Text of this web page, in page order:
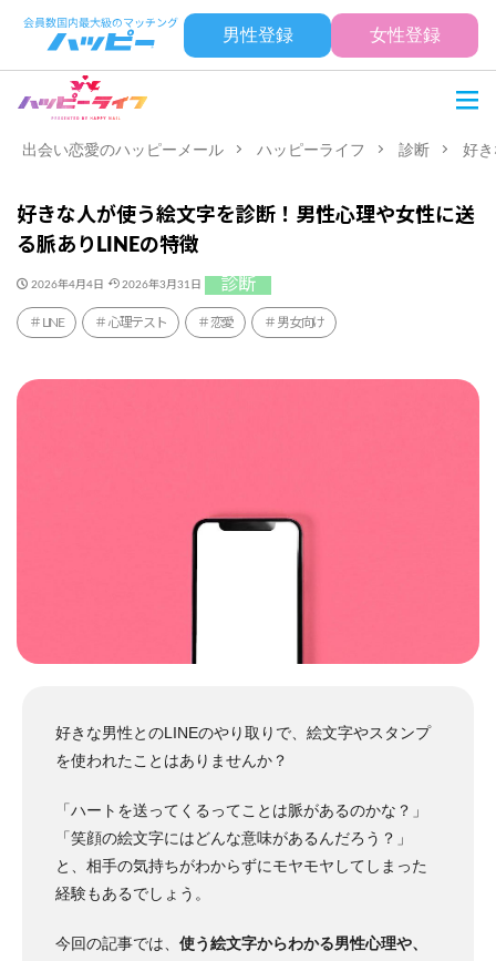
男性登録 女性登録
出会い恋愛のハッピーメール ハッピーライフ 診断 好
好きな人が使う絵文字を診断！男性心理や女性に送
る脈ありLINEの特徴
2026年4月4日 2026年3月31日 診断
LINE 心理テスト 恋愛 男女向け
好きな男性とのLINEのやり取りで、絵文字やスタンプ
を使われたことはありませんか？
「ハートを送ってくるってことは脈があるのかな？」
「笑顔の絵文字にはどんな意味があるんだろう？」
と、相手の気持ちがわからずにモヤモヤしてしまった
経験もあるでしょう。
今回の記事では、 使う絵文字からわかる男性心理や、